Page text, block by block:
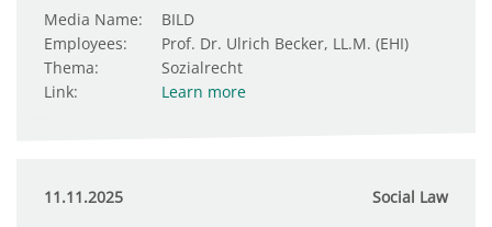
Media Name:
BILD
Employees:
Prof. Dr. Ulrich Becker, LL.M. (EHI)
Thema:
Sozialrecht
Link:
Learn more
11.11.2025 Social Law